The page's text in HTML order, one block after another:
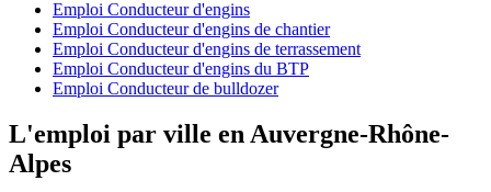
Emploi Conducteur d'engins
Emploi Conducteur d'engins de chantier
Emploi Conducteur d'engins de terrassement
Emploi Conducteur d'engins du BTP
Emploi Conducteur de bulldozer
L'emploi par ville en Auvergne-Rhône-
Alpes